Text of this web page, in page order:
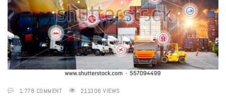
1.778 COMMENT 211306 VIEWS